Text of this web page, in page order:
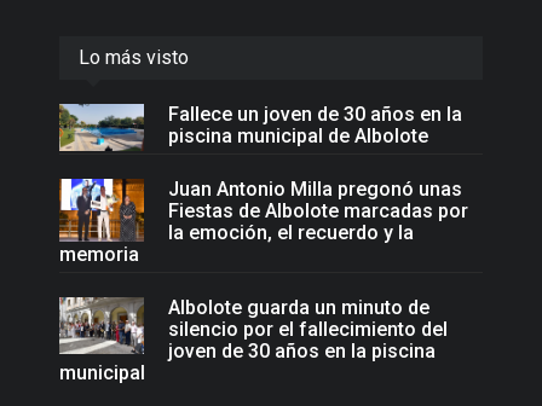
Lo más visto
Fallece un joven de 30 años en la
piscina municipal de Albolote
Juan Antonio Milla pregonó unas
Fiestas de Albolote marcadas por
la emoción, el recuerdo y la
memoria
Albolote guarda un minuto de
silencio por el fallecimiento del
joven de 30 años en la piscina
municipal